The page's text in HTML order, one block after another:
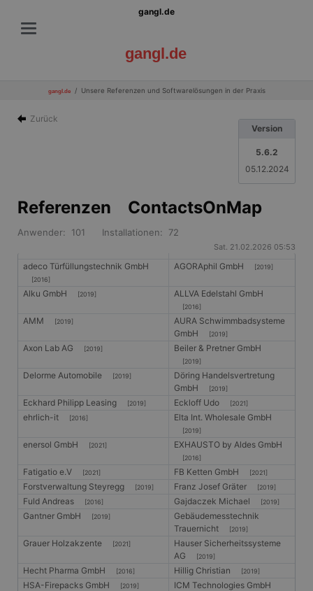
gangl.de
gangl.de
gangl.de Unsere Referenzen und Softwarelösungen in der Praxis
Zurück
Version
5.6.2
05.12.2024
Referenzen ContactsOnMap
Anwender: 101 Installationen: 72
Sat. 21.02.2026 05:53
adeco Türfüllungstechnik GmbH
[2016]
AGORAphil GmbH [2019]
Alku GmbH [2019] ALLVA Edelstahl GmbH
[2016]
AMM [2019]
AURA Schwimmbadsysteme
GmbH
[2019]
Axon Lab AG [2019] Beiler & Pretner GmbH
[2019]
Delorme Automobile [2019]
Döring Handelsvertretung
GmbH
[2019]
Eckhard Philipp Leasing [2019] Eckloff Udo [2021]
ehrlich-it [2016] Elta Int. Wholesale GmbH
[2019]
enersol GmbH [2021] EXHAUSTO by Aldes GmbH
[2016]
Fatigatio e.V [2021] FB Ketten GmbH [2021]
Forstverwaltung Steyregg [2019] Franz Josef Gräter [2019]
Fuld Andreas [2016] Gajdaczek Michael [2019]
Gantner GmbH [2019]
Gebäudemesstechnik
Trauernicht
[2019]
Grauer Holzakzente [2021]
Hauser Sicherheitssysteme
AG
[2019]
Hecht Pharma GmbH [2016] Hillig Christian [2019]
HSA-Firepacks GmbH [2019] ICM Technologies GmbH